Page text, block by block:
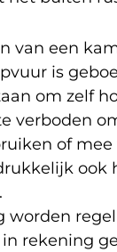
van een
is
om zelf
verboden
of mee
ook
worden
rekening